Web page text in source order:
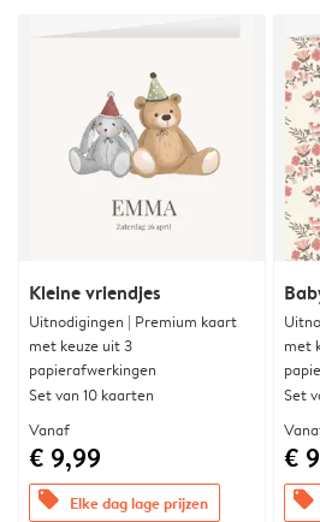
Kleine vriendjes
Uitnodigingen | Premium kaart
met keuze uit 3
papierafwerkingen
Set van 10 kaarten
Vanaf
€ 9,99
offers Elke dag lage prijzen
met
Set
€
offers